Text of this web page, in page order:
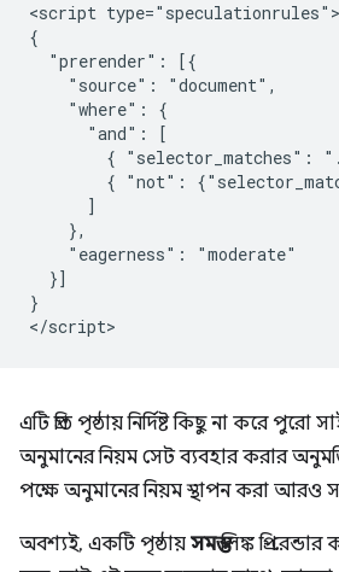
<script type="speculationrules">
{
  "prerender": [{
    "source": "document",
    "where": {
      "and": [
{ "selector_matches":
{ "not":
      ]
    },
    "eagerness": "moderate"
  }]
}
এটি প্রতি পৃষ্ঠায় নির্দিষ্ট কিছু না করে
অনুমানের নিয়ম সেট ব্যবহার করার
পক্ষে অনুমানের নিয়ম স্থাপন করা
অবশ্যই, একটি পৃষ্ঠায় সমস্তলিঙ্ক প্রি-